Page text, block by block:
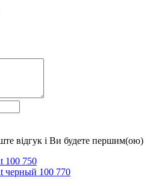
відгук і Ви будете першим(ою)
100 750
черный 100 770